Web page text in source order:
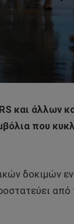
και άλλων
που
δοκιμών
από